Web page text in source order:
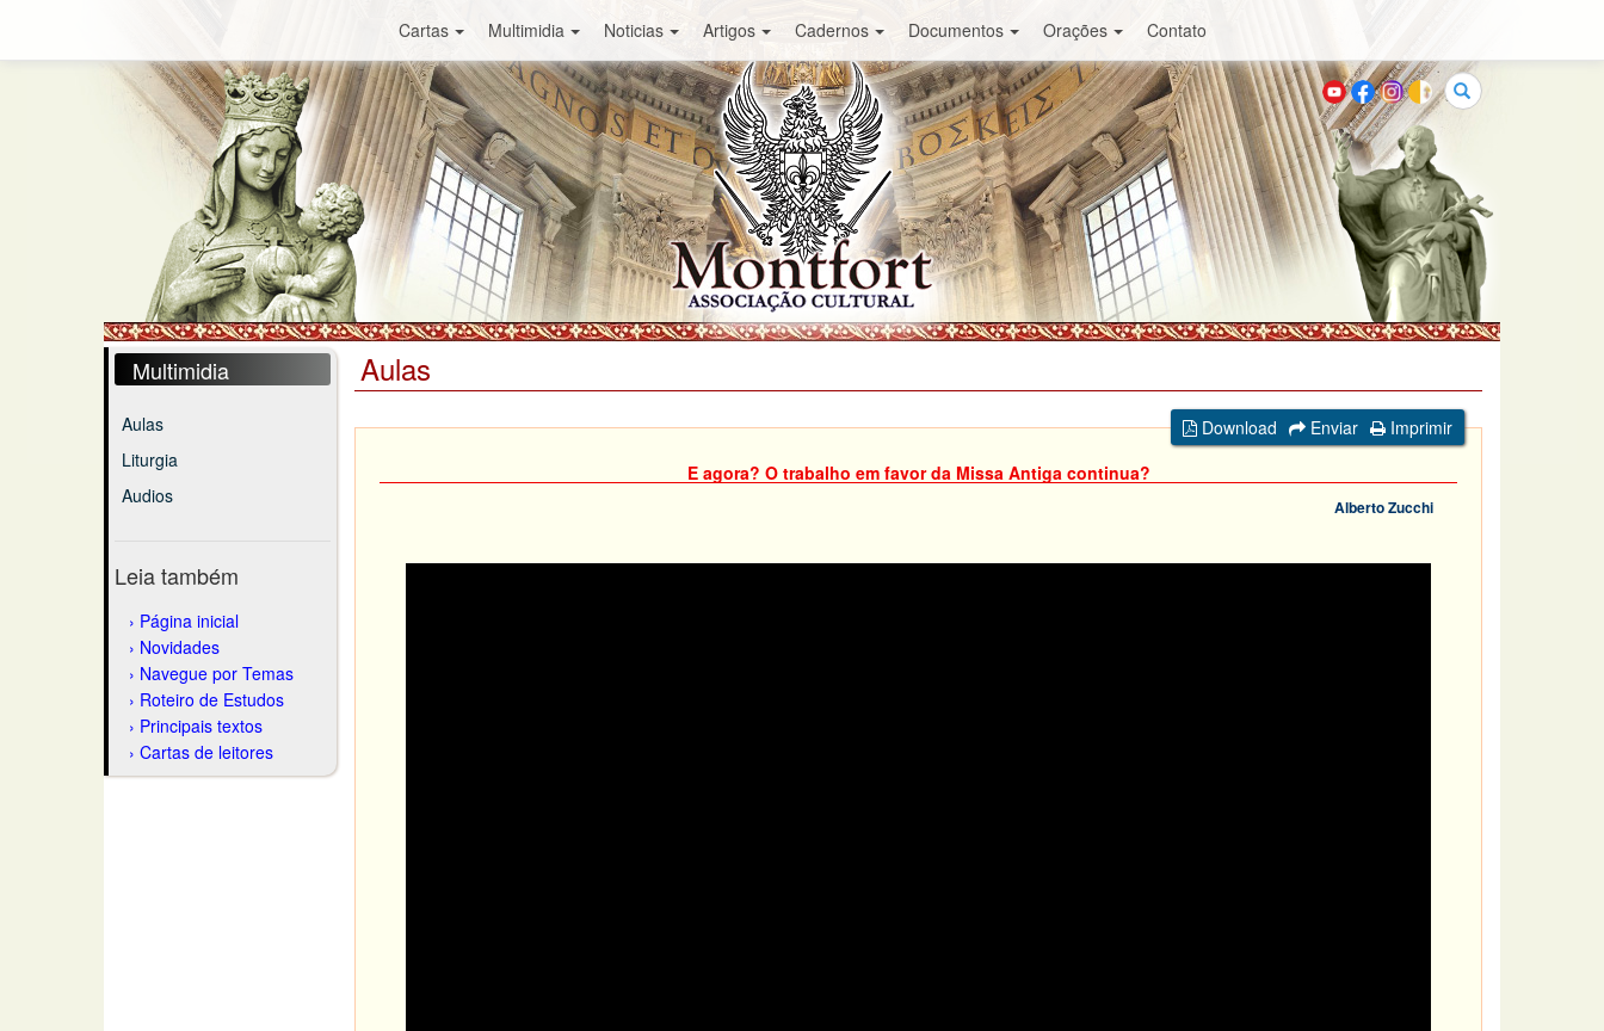
Cartas Multimidia Noticias Artigos Cadernos Documentos Orações Contato
Buscar
Multimidia
Aulas
Liturgia
Audios
Leia também
Página inicial
Novidades
Navegue por Temas
Roteiro de Estudos
Principais textos
Cartas de leitores
Aulas
Download Enviar
Imprimir
E agora? O trabalho em favor da Missa Antiga continua?
Alberto Zucchi